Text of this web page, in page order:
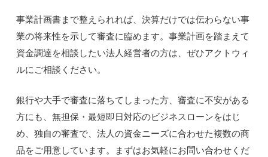
事業計画書まで整えられれば、決算だけでは伝わらない事
業の将来性を示して審査に臨めます。事業計画を踏まえて
資金調達を相談したい法人経営者の方は、ぜひアクトウィ
ルにご相談ください。
銀行や大手で審査に落ちてしまった方、審査に不安がある
方にも、無担保・最短即日対応のビジネスローンをはじ
め、独自の審査で、法人の資金ニーズに合わせた複数の商
品をご用意しています。まずはお気軽にお問い合わせくだ